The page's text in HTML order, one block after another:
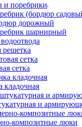
и поребрики
(бордюр
дорожный
шарнирный
решетка
сетка
кладочная
и
композитные люки